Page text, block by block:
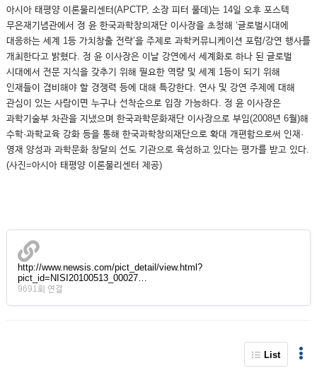
아시아 태평양 이론물리센터(APCTP, 소장 피터 풀데)는 14일 오후 포스텍
무은재기념관에서 정 윤 한국과학창의재단 이사장을 초청해 ‘글로벌시대에
대응하는 세계 1등 가치창출 전략’을 주제로 과학커뮤니케이션 포럼/강연 행사를
개최한다고 밝혔다. 정 윤 이사장은 이날 강연에서 세계화로 하나 된 글로벌
시대에서 전문 지식을 갖추기 위해 필요한 역량 및 세계 1등이 되기 위해
인재들이 겸비해야 할 경쟁력 등에 대해 특강한다. 연사 및 강연 주제에 대해
관심이 있는 사람이면 누구나 선착순으로 입장 가능하다. 정 윤 이사장은
과학기술부 차관을 지냈으며 한국과학문화재단 이사장으로 부임(2008년 6월)해
수학·과학교육 강화 등을 통해 한국과학창의재단으로 확대 개편함으로써 인재·
영재 양성과 과학문화 창달의 선도 기관으로 육성하고 있다는 평가를 받고 있다.
(사진=아시아 태평양 이론물리센터 제공)
http://www.newsis.com/pict_detail/view.html?
pict_id=NISI20100513_00027…
9691회 연결
List